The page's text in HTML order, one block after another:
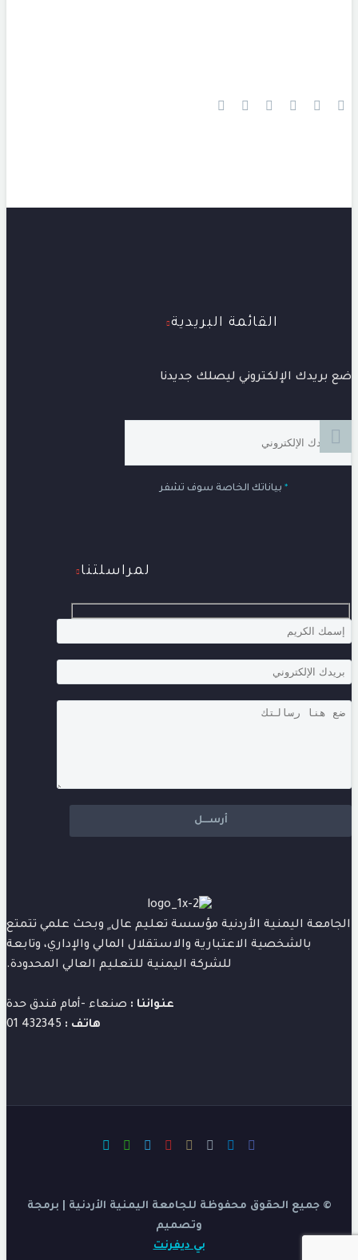
القائمة البريدية
ضع بريدك الإلكتروني ليصلك جديدنا
* بياناتك الخاصة سوف تشفر
لمراسلتنا
Hidden
fields
الجامعة اليمنية الأردنية مؤسسة تعليم عال ٍ وبحث علمي تتمتع
بالشخصية الاعتبارية والاستقلال المالي والإداري، وتابعة
للشركة اليمنية للتعليم العالي المحدودة.
عنواننا : صنعاء -أمام فندق حدة
هاتف :
© جميع الحقوق محفوظة للجامعة اليمنية الأردنية | برمجة
وتصميم
بي ديفرنت